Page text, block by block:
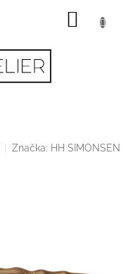
Značka: HH SIMONSEN